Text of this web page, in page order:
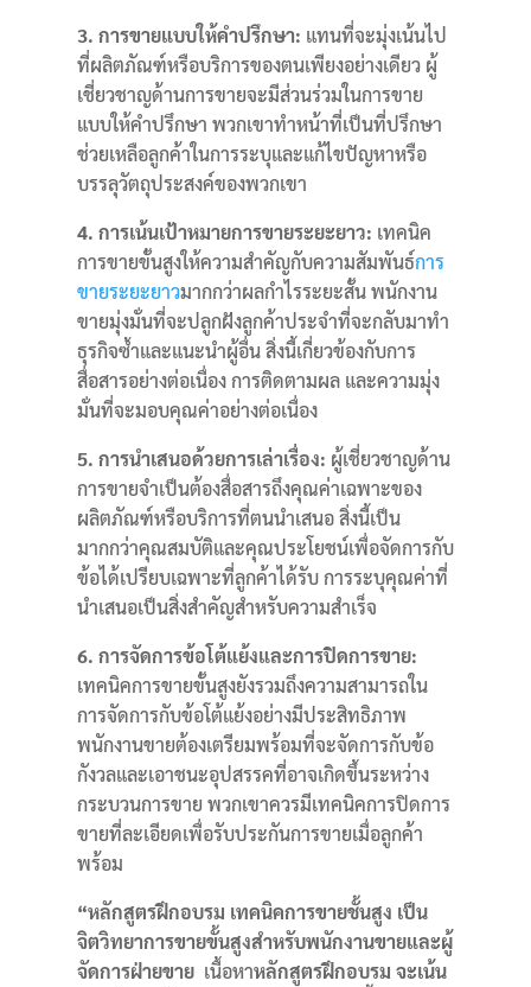
3. การขายแบบให้คำปรึกษา: แทนที่จะมุ่งเน้นไป
ที่ผลิตภัณฑ์หรือบริการของตนเพียงอย่างเดียว ผู้
เชี่ยวชาญด้านการขายจะมีส่วนร่วมในการขาย
แบบให้คำปรึกษา พวกเขาทำหน้าที่เป็นที่ปรึกษา
ช่วยเหลือลูกค้าในการระบุและแก้ไขปัญหาหรือ
บรรลุวัตถุประสงค์ของพวกเขา
4. การเน้นเป้าหมายการขายระยะยาว: เทคนิค
การขายขั้นสูงให้ความสำคัญกับความสัมพันธ์การ
ขายระยะยาวมากกว่าผลกำไรระยะสั้นพนักงาน
ขายมุ่งมั่นที่จะปลูกฝังลูกค้าประจำที่จะกลับมาทำ
ธุรกิจซ้ำและแนะนำผู้อื่นสิ่งนี้เกี่ยวข้องกับการ
สื่อสารอย่างต่อเนื่อง การติดตามผล และความมุ่ง
มั่นที่จะมอบคุณค่าอย่างต่อเนื่อง
5. การนำเสนอด้วยการเล่าเรื่อง: ผู้เชี่ยวชาญด้าน
การขายจำเป็นต้องสื่อสารถึงคุณค่าเฉพาะของ
ผลิตภัณฑ์หรือบริการที่ตนนำเสนอสิ่งนี้เป็น
มากกว่าคุณสมบัติและคุณประโยชน์เพื่อจัดการกับ
ข้อได้เปรียบเฉพาะที่ลูกค้าได้รับการระบุคุณค่าที่
นำเสนอเป็นสิ่งสำคัญสำหรับความสำเร็จ
6. การจัดการข้อโต้แย้งและการปิดการขาย:
เทคนิคการขายขั้นสูงยังรวมถึงความสามารถใน
การจัดการกับข้อโต้แย้งอย่างมีประสิทธิภาพ
พนักงานขายต้องเตรียมพร้อมที่จะจัดการกับข้อ
กังวลและเอาชนะอุปสรรคที่อาจเกิดขึ้นระหว่าง
กระบวนการขาย พวกเขาควรมีเทคนิคการปิดการ
ขายที่ละเอียดเพื่อรับประกันการขายเมื่อลูกค้า
พร้อม
“หลักสูตรฝึกอบรม เทคนิคการขายชั้นสูง เป็น
จิตวิทยาการขายขั้นสูงสำหรับพนักงานขายและผู้
จัดการฝ่ายขาย เนื้อหาหลักสูตรฝึกอบรม จะเน้น